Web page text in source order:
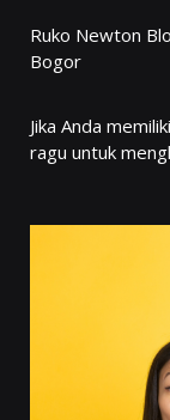
Ruko Newton
Bogor
Jika Anda
ragu untuk